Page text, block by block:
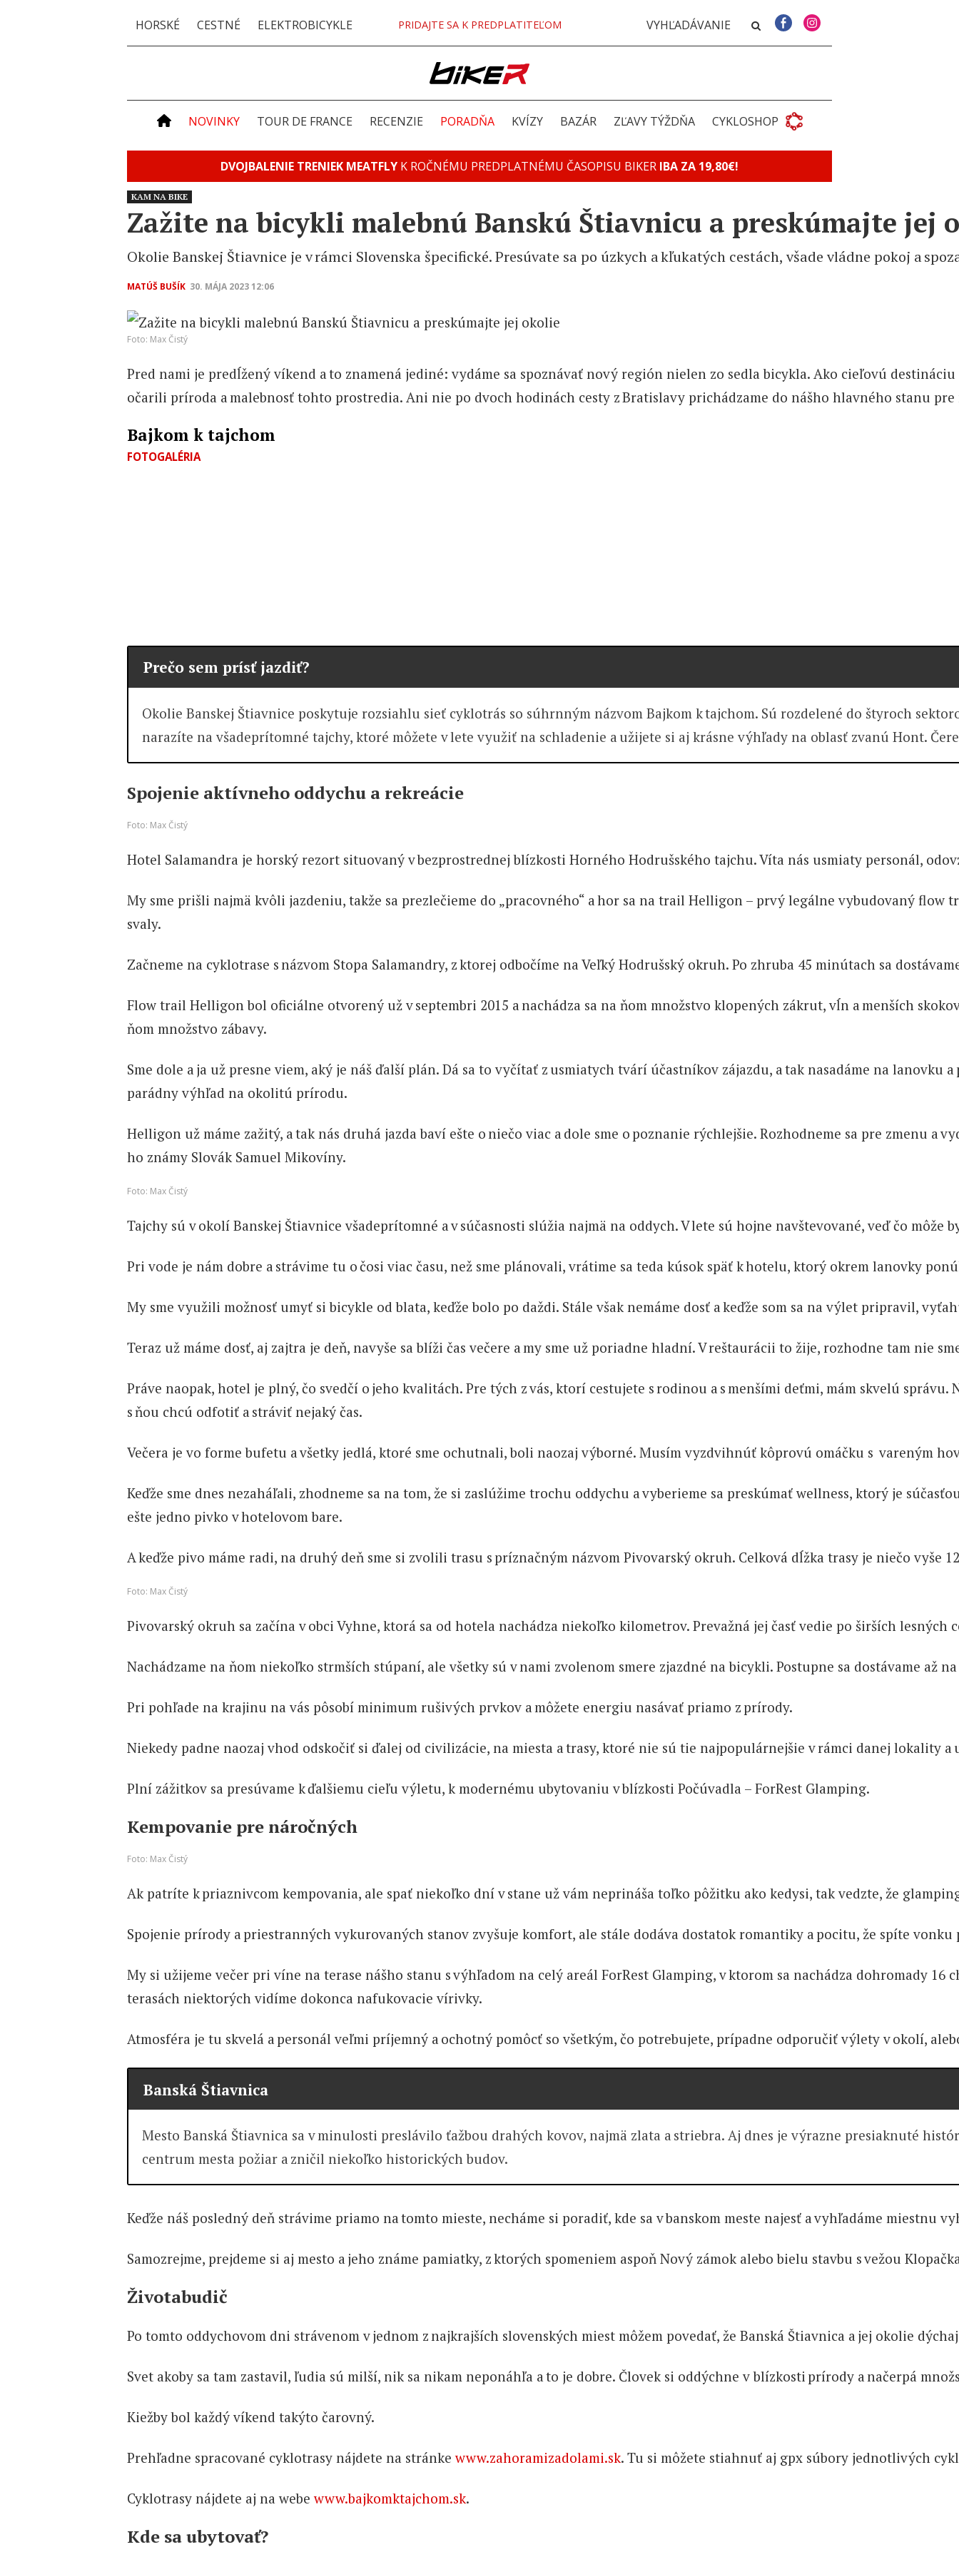
HORSKÉ CESTNÉ ELEKTROBICYKLE PRIDAJTE SA K PREDPLATITEĽOM
NOVINKY TOUR DE FRANCE RECENZIE PORADŇA KVÍZY BAZÁR ZĽAVY TÝŽDŇA CYKLOSHOP
DVOJBALENIE TRENIEK MEATFLY K ROČNÉMU PREDPLATNÉMU ČASOPISU BIKER IBA ZA 19,80€!
KAM NA BIKE
Zažite na bicykli malebnú Banskú Štiavnicu a preskúmajte jej
Okolie Banskej Štiavnice je v rámci Slovenska špecifické. Presúvate sa po úzkych a kľukatých cestách, všade vládne pokoj a
MATÚŠ BUŠÍK 30. MÁJA 2023 12:06
Foto: Max Čistý
Pred nami je predĺžený víkend a to znamená jediné: vydáme sa spoznávať nový región nielen zo sedla bicykla. Ako cieľovú
očarili príroda a malebnosť tohto prostredia. Ani nie po dvoch hodinách cesty z Bratislavy prichádzame do nášho hlavného stanu
Bajkom k tajchom
FOTOGALÉRIA
Prečo sem prísť jazdiť?
Okolie Banskej Štiavnice poskytuje rozsiahlu sieť cyklotrás so súhrnným názvom Bajkom k tajchom. Sú rozdelené do štyroch
narazíte na všadeprítomné tajchy, ktoré môžete v lete využiť na schladenie a užijete si aj krásne výhľady na oblasť zvanú Hont.
Spojenie aktívneho oddychu a rekreácie
Foto: Max Čistý
Hotel Salamandra je horský rezort situovaný v bezprostrednej blízkosti Horného Hodrušského tajchu. Víta nás usmiaty personál,
My sme prišli najmä kvôli jazdeniu, takže sa prezlečieme do „pracovného“ a hor sa na trail Helligon – prvý legálne vybudovaný
svaly.
Začneme na cyklotrase s názvom Stopa Salamandry, z ktorej odbočíme na Veľký Hodrušský okruh. Po zhruba 45 minútach sa
Flow trail Helligon bol oficiálne otvorený už v septembri 2015 a nachádza sa na ňom množstvo klopených zákrut, vĺn a menších
ňom množstvo zábavy.
Sme dole a ja už presne viem, aký je náš ďalší plán. Dá sa to vyčítať z usmiatych tvárí účastníkov zájazdu, a tak nasadáme na
parádny výhľad na okolitú prírodu.
Helligon už máme zažitý, a tak nás druhá jazda baví ešte o niečo viac a dole sme o poznanie rýchlejšie. Rozhodneme sa pre zmenu
ho známy Slovák Samuel Mikovíny.
Foto: Max Čistý
Tajchy sú v okolí Banskej Štiavnice všadeprítomné a v súčasnosti slúžia najmä na oddych. V lete sú hojne navštevované, veď čo
Pri vode je nám dobre a strávime tu o čosi viac času, než sme plánovali, vrátime sa teda kúsok späť k hotelu, ktorý okrem lanovky
My sme využili možnosť umyť si bicykle od blata, keďže bolo po daždi. Stále však nemáme dosť a keďže som sa na výlet pripravil,
Teraz už máme dosť, aj zajtra je deň, navyše sa blíži čas večere a my sme už poriadne hladní. V reštaurácii to žije, rozhodne tam nie
Práve naopak, hotel je plný, čo svedčí o jeho kvalitách. Pre tých z vás, ktorí cestujete s rodinou a s menšími deťmi, mám skvelú
s ňou chcú odfotiť a stráviť nejaký čas.
Večera je vo forme bufetu a všetky jedlá, ktoré sme ochutnali, boli naozaj výborné. Musím vyzdvihnúť kôprovú omáčku s vareným
Keďže sme dnes nezaháľali, zhodneme sa na tom, že si zaslúžime trochu oddychu a vyberieme sa preskúmať wellness, ktorý je
ešte jedno pivko v hotelovom bare.
A keďže pivo máme radi, na druhý deň sme si zvolili trasu s príznačným názvom Pivovarský okruh. Celková dĺžka trasy je niečo vyše
Foto: Max Čistý
Pivovarský okruh sa začína v obci Vyhne, ktorá sa od hotela nachádza niekoľko kilometrov. Prevažná jej časť vedie po širších lesných
Nachádzame na ňom niekoľko strmších stúpaní, ale všetky sú v nami zvolenom smere zjazdné na bicykli. Postupne sa dostávame
Pri pohľade na krajinu na vás pôsobí minimum rušivých prvkov a môžete energiu nasávať priamo z prírody.
Niekedy padne naozaj vhod odskočiť si ďalej od civilizácie, na miesta a trasy, ktoré nie sú tie najpopulárnejšie v rámci danej lokality
Plní zážitkov sa presúvame k ďalšiemu cieľu výletu, k modernému ubytovaniu v blízkosti Počúvadla – ForRest Glamping.
Kempovanie pre náročných
Foto: Max Čistý
Ak patríte k priaznivcom kempovania, ale spať niekoľko dní v stane už vám neprináša toľko pôžitku ako kedysi, tak vedzte, že
Spojenie prírody a priestranných vykurovaných stanov zvyšuje komfort, ale stále dodáva dostatok romantiky a pocitu, že spíte vonku
My si užijeme večer pri víne na terase nášho stanu s výhľadom na celý areál ForRest Glamping, v ktorom sa nachádza dohromady
terasách niektorých vidíme dokonca nafukovacie vírivky.
Atmosféra je tu skvelá a personál veľmi príjemný a ochotný pomôcť so všetkým, čo potrebujete, prípadne odporučiť výlety v okolí,
Banská Štiavnica
Mesto Banská Štiavnica sa v minulosti preslávilo ťažbou drahých kovov, najmä zlata a striebra. Aj dnes je výrazne presiaknuté
centrum mesta požiar a zničil niekoľko historických budov.
Keďže náš posledný deň strávime priamo na tomto mieste, necháme si poradiť, kde sa v banskom meste najesť a vyhľadáme miestnu
Samozrejme, prejdeme si aj mesto a jeho známe pamiatky, z ktorých spomeniem aspoň Nový zámok alebo bielu stavbu s vežou
Životabudič
Po tomto oddychovom dni strávenom v jednom z najkrajších slovenských miest môžem povedať, že Banská Štiavnica a jej okolie
Svet akoby sa tam zastavil, ľudia sú milší, nik sa nikam neponáhľa a to je dobre. Človek si oddýchne v blízkosti prírody a načerpá
Kiežby bol každý víkend takýto čarovný.
Prehľadne spracované cyklotrasy nájdete na stránkewww.zahoramizadolami.sk. Tu si môžete stiahnuť aj gpx súbory jednotlivých
Cyklotrasy nájdete aj na webewww.bajkomktajchom.sk.
Kde sa ubytovať?